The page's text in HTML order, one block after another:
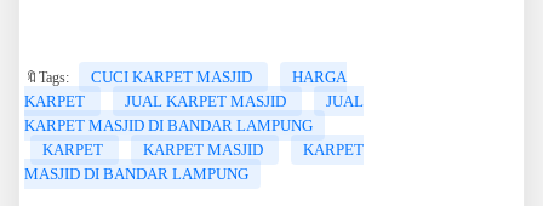
🔖Tags: CUCI KARPET MASJID
HARGA
KARPET
JUAL KARPET MASJID
JUAL
KARPET MASJID DI BANDAR LAMPUNG
KARPET
KARPET MASJID
KARPET
MASJID DI BANDAR LAMPUNG